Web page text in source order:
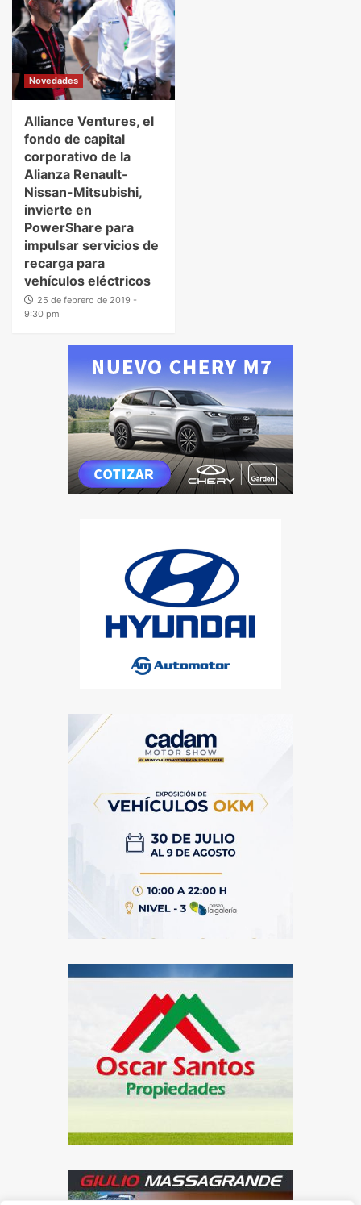
Novedades
Alliance Ventures, el
fondo de capital
corporativo de la
Alianza Renault-
Nissan-Mitsubishi,
invierte en
PowerShare para
impulsar servicios de
recarga para
vehículos eléctricos
25 de febrero de 2019 -
9:30 pm